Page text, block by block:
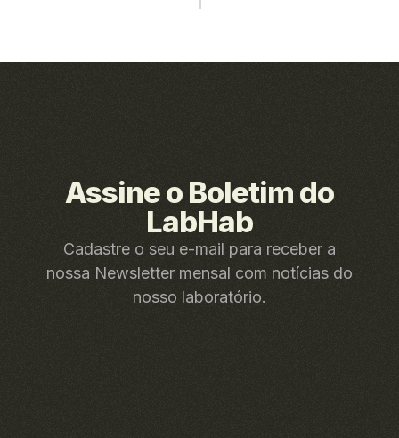
Assine o Boletim do
LabHab
Cadastre o seu e-mail para receber a
nossa Newsletter mensal com notícias do
nosso laboratório.